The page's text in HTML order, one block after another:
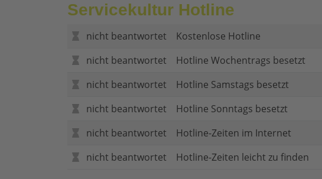
Servicekultur Hotline
nicht beantwortet
Kostenlose Hotline
nicht beantwortet
Hotline Wochentrags besetzt
nicht beantwortet
Hotline Samstags besetzt
nicht beantwortet
Hotline Sonntags besetzt
nicht beantwortet
Hotline-Zeiten im Internet
nicht beantwortet
Hotline-Zeiten leicht zu finden